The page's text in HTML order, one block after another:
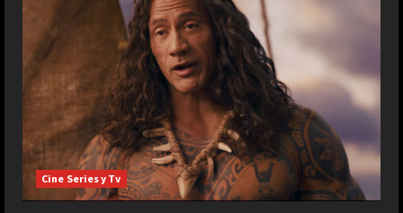
e
a
d
i
n
g
Cine Series y Tv